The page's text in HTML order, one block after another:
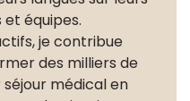
équipes.
je contribue
des milliers de
médical en